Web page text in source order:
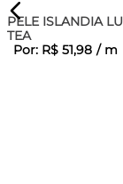
PELE ISLANDIA
TEA
Por: R$ 51,98 / m